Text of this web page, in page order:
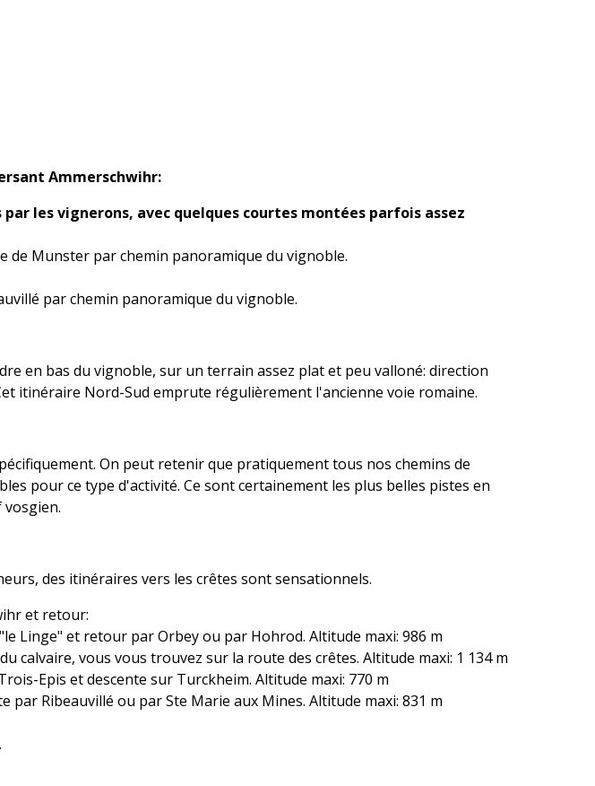
Ammerschwihr:
les vignerons, avec quelques courtes montées parfois assez
de Munster par chemin panoramique du vignoble.
par chemin panoramique du vignoble.
en bas du vignoble, sur un terrain assez plat et peu valloné: direction
itinéraire Nord-Sud emprute régulièrement l'ancienne voie romaine.
On peut retenir que pratiquement tous nos chemins de
pour ce type d'activité. Ce sont certainement les plus belles pistes en
des itinéraires vers les crêtes sont sensationnels.
et retour:
Linge" et retour par Orbey ou par Hohrod. Altitude maxi: 986 m
calvaire, vous vous trouvez sur la route des crêtes. Altitude maxi: 1 134 m
Epis et descente sur Turckheim. Altitude maxi: 770 m
par Ribeauvillé ou par Ste Marie aux Mines. Altitude maxi: 831 m